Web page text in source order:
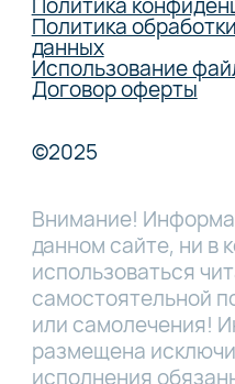
Политика
Политика
данных
Использование
Договор оферты
©2025
Внимание!
данном сайте, ни в
использоваться
самостоятельной
или самолечения!
размещена
исполнения